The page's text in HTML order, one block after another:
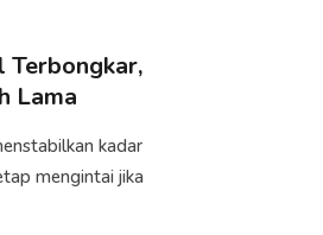
Terbongkar,
Lama
kadar
mengintai jika